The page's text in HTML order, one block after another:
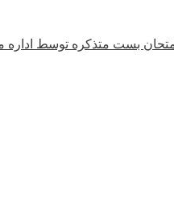
بست متذکره توسط اداره